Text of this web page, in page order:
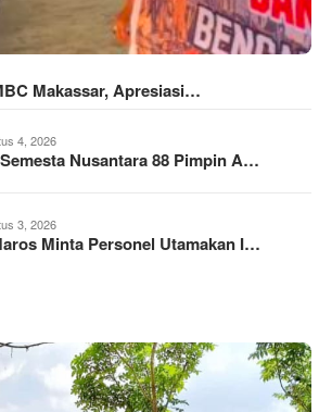
Makassar, Apresiasi…
4, 2026
Nusantara 88 Pimpin A…
3, 2026
Minta Personel Utamakan I…